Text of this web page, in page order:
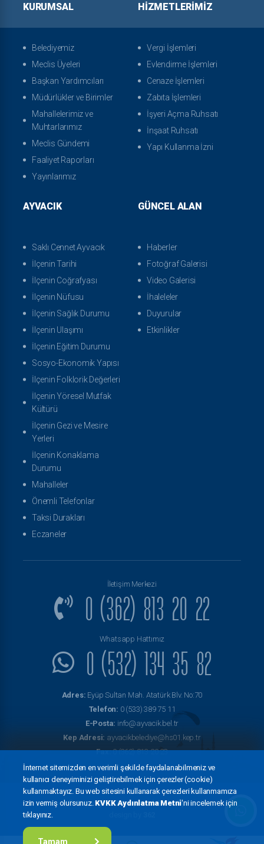
KURUMSAL
Belediyemiz
Meclis Üyeleri
Başkan Yardımcıları
Müdürlükler ve Birimler
Mahallelerimiz ve
Muhtarlarımız
Meclis Gündemi
Faaliyet Raporları
Yayınlarımız
HIZMETLERIMIZ
Vergi İşlemleri
Evlendirme İşlemleri
Cenaze İşlemleri
Zabıta İşlemleri
İşyeri Açma Ruhsatı
İnşaat Ruhsatı
Yapı Kullanma İzni
AYVACIK
Saklı Cennet Ayvacık
İlçenin Tarihi
İlçenin Coğrafyası
İlçenin Nüfusu
İlçenin Sağlık Durumu
İlçenin Ulaşımı
İlçenin Eğitim Durumu
Sosyo-Ekonomik Yapısı
İlçenin Folklorik Değerleri
İlçenin Yöresel Mutfak
Kültürü
İlçenin Gezi ve Mesire
Yerleri
İlçenin Konaklama
Durumu
Mahalleler
Önemli Telefonlar
Taksi Durakları
Eczaneler
GÜNCEL ALAN
Haberler
Fotoğraf Galerisi
Video Galerisi
İhaleleler
Duyurular
Etkinlikler
İletişim Merkezi
0 (362) 813 20 22
Whatsapp Hattımız
0 (532) 134 35 82
Adres: Eyüp Sultan Mah. Atatürk Blv. No:70
Telefon: 0 (533) 389 75 11
E-Posta: info@ayvacik.bel.tr
Kep Adresi: ayvacikbelediye@hs01.kep.tr
Fax:0 (362) 813 20 23
© Copyright 2022Ayvacık Belediyesi
İnternet sitemizden en verimli şekilde faydalanabilmeniz ve
kullanıcı deneyiminizi geliştirebilmek için çerezler (cookie)
kullanmaktayız. Bu web sitesini kullanarak çerezleri kullanmamıza
izin vermiş olursunuz. KVKK Aydınlatma Metni'ni incelemek için
tıklayınız.
Tamam